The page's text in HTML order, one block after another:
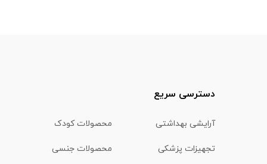
دسترسی سریع
آرایشی بهداشتی محصولات کودک
تجهیزات پزشکی محصولات جنسی